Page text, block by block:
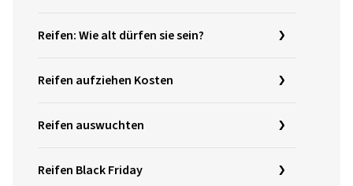
Reifen: Wie alt dürfen sie sein?
Reifen aufziehen Kosten
Reifen auswuchten
Reifen Black Friday